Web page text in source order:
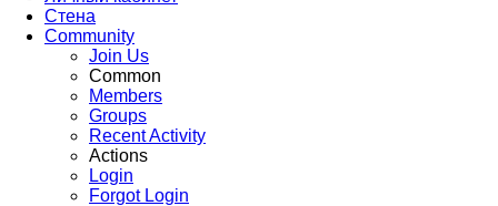
Стена
Community
Join Us
Common
Members
Groups
Recent Activity
Actions
Login
Forgot Login